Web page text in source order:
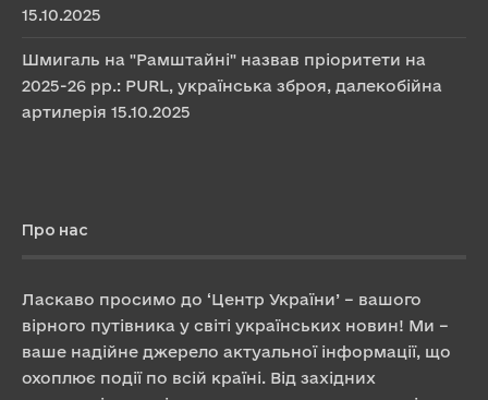
15.10.2025
Шмигаль на "Рамштайні" назвав пріоритети на
2025-26 рр.: PURL, українська зброя, далекобійна
артилерія 15.10.2025
Про нас
Ласкаво просимо до ‘Центр України’ – вашого
вірного путівника у світі українських новин! Ми –
ваше надійне джерело актуальної інформації, що
охоплює події по всій країні. Від західних